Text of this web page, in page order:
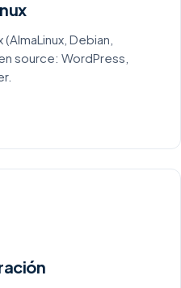
Debian,
source: WordPress,